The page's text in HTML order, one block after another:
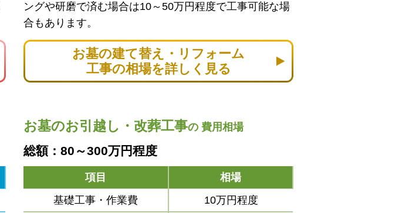
ングや研磨で済む場合は10～50万円程度で工事可能な場
合もあります。
お墓の建て替え・リフォーム
工事の相場を詳しく見る
お墓のお引越し・改葬工事の 費用相場
総額：80～300万円程度
項目
相場
基礎工事・作業費
10万円程度